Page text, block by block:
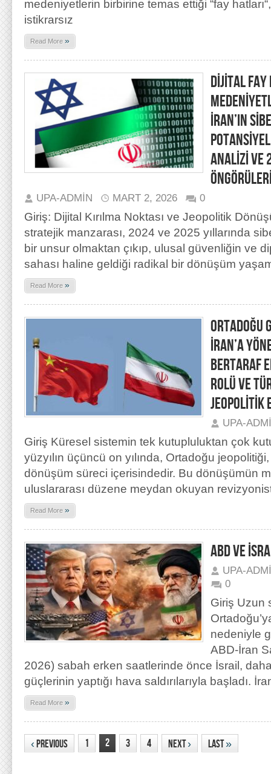
medeniyetlerin birbirine temas ettiği “fay
istikrarsız
Read More »
DİJİTAL FAY
İRAN’IN
ANALİZİ
UPA-ADMIN MART 2, 2026 0
Giriş: Dijital Kırılma Noktası ve Jeopolitik
stratejik manzarası, 2024 ve 2025 yıllarında
bir unsur olmaktan çıkıp, ulusal güvenliğin ve
sahası haline geldiği radikal bir dönüşüm
Read More »
ORTADOĞU
İRAN’A
BERTARAF
ROLÜ VE
JEOPOLİTİK
UPA-
Giriş Küresel sistemin tek kutupluluktan çok
yüzyılın üçüncü on yılında, Ortadoğu
dönüşüm süreci içerisindedir. Bu dönüşümün
uluslararası düzene meydan okuyan
Read More »
ABD VE
UPA-
0
Giriş Uzun
nedeniyle
ABD-İran
2026) sabah erken saatlerinde önce İsrail,
güçlerinin yaptığı hava saldırılarıyla başladı.
Read More »
‹ Previous 1 2 3 4 Next› Last»